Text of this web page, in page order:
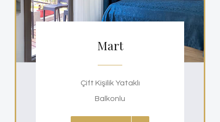
Mart
Çift Kişilik Yataklı
Balkonlu